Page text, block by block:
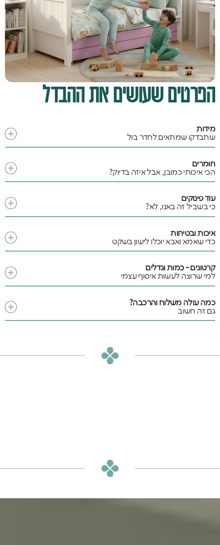
הפרטים שעושים את ההבדל
מידות
שתבדקו שמתאים לחדר בול
חומרים
הכי איכותי כמובן, אבל איזה בדיוק?
עוד פינוקים
כי בשביל זה באנו, לא?
איכות ובטיחות
כדי שאמא ואבא יוכלו לישון בשקט
קרטונים - כמות וגדלים
למי שרוצה לעשות איסוף עצמי
כמה עולה משלוח והרכבה?
גם זה חשוב